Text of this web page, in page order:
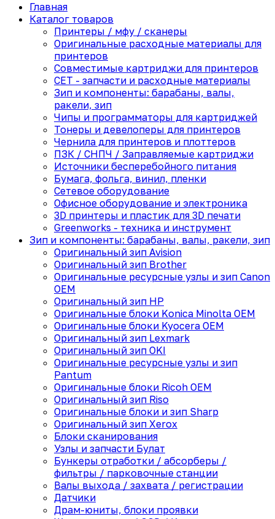
Главная
Каталог товаров
Принтеры / мфу / сканеры
Оригинальные расходные материалы для
принтеров
Совместимые картриджи для принтеров
CET - запчасти и расходные материалы
Зип и компоненты: барабаны, валы,
ракели, зип
Чипы и программаторы для картриджей
Тонеры и девелоперы для принтеров
Чернила для принтеров и плоттеров
ПЗК / СНПЧ / Заправляемые картриджи
Источники бесперебойного питания
Бумага, фольга, винил, пленки
Сетевое оборудование
Офисное оборудование и электроника
3D принтеры и пластик для 3D печати
Greenworks - техника и инструмент
Зип и компоненты: барабаны, валы, ракели, зип
Оригинальный зип Avision
Оригинальный зип Brother
Оригинальные ресурсные узлы и зип Canon
OEM
Оригинальный зип HP
Оригинальные блоки Konica Minolta OEM
Оригинальные блоки Kyocera OEM
Оригинальный зип Lexmark
Оригинальный зип OKI
Оригинальные ресурсные узлы и зип
Pantum
Оригинальные блоки Ricoh OEM
Оригинальный зип Riso
Оригинальные блоки и зип Sharp
Оригинальный зип Xerox
Блоки сканирования
Узлы и запчасти Булат
Бункеры отработки / абсорберы /
фильтры / парковочные станции
Валы выхода / захвата / регистрации
Датчики
Драм-юниты, блоки проявки